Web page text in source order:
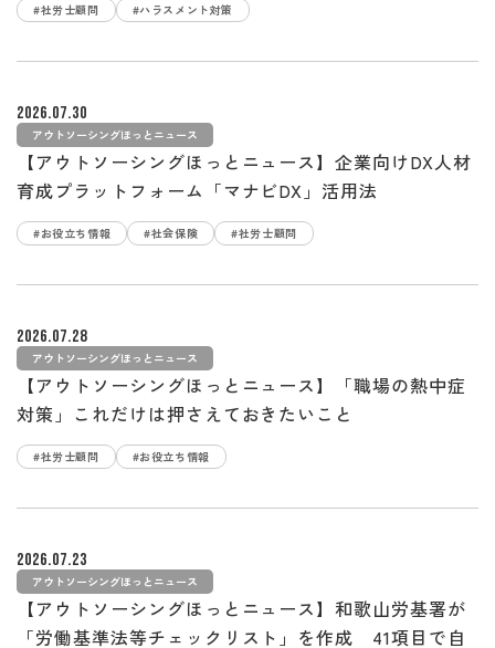
#社労士顧問
#ハラスメント対策
2026.07.30
アウトソーシングほっとニュース
【アウトソーシングほっとニュース】企業向けDX人材
育成プラットフォーム「マナビDX」活用法
#お役立ち情報 #社会保険 #社労士顧問
2026.07.28
アウトソーシングほっとニュース
【アウトソーシングほっとニュース】「職場の熱中症
対策」これだけは押さえておきたいこと
#社労士顧問 #お役立ち情報
2026.07.23
アウトソーシングほっとニュース
【アウトソーシングほっとニュース】和歌山労基署が
「労働基準法等チェックリスト」を作成 41項目で自